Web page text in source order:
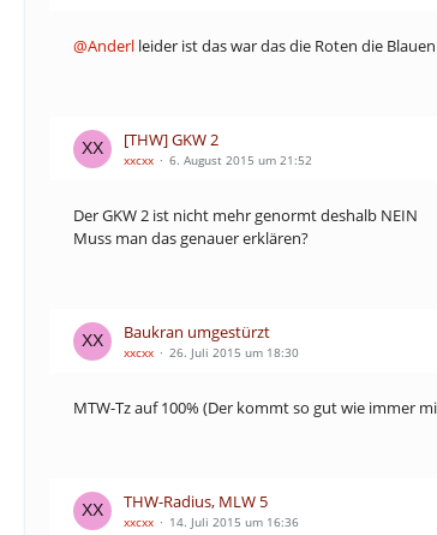
@Anderl leider ist das war das die Roten die
[THW] GKW 2
xxcxx 6. August 2015 um 21:52
Der GKW 2 ist nicht mehr genormt deshalb NEIN
Muss man das genauer erklären?
Baukran umgestürzt
xxcxx 26. Juli 2015 um 18:30
MTW-Tz auf 100% (Der kommt so gut wie immer
THW-Radius, MLW 5
xxcxx 14. Juli 2015 um 16:36